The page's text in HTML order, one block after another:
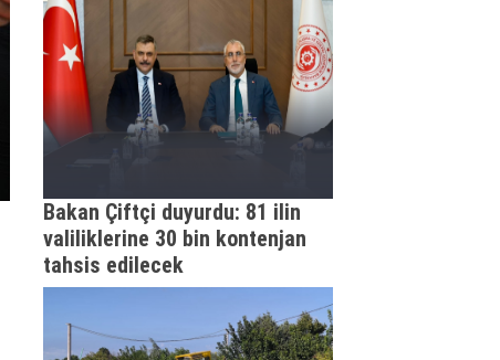
Bakan Çiftçi duyurdu: 81 ilin
valiliklerine 30 bin kontenjan
tahsis edilecek